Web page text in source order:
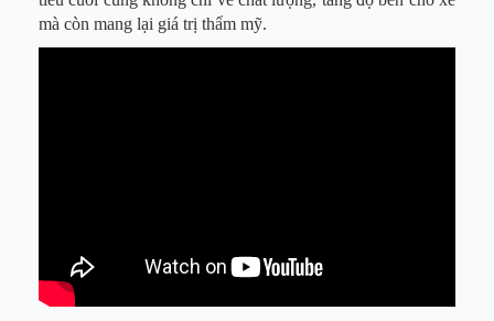
mà còn mang lại giá trị thẩm mỹ.